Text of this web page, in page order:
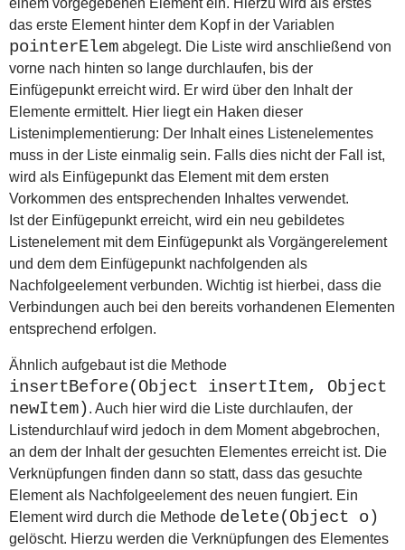
einem vorgegebenen Element ein. Hierzu wird als erstes
das erste Element hinter dem Kopf in der Variablen
pointerElem abgelegt. Die Liste wird anschließend von
vorne nach hinten so lange durchlaufen, bis der
Einfügepunkt erreicht wird. Er wird über den Inhalt der
Elemente ermittelt. Hier liegt ein Haken dieser
Listenimplementierung: Der Inhalt eines Listenelementes
muss in der Liste einmalig sein. Falls dies nicht der Fall ist,
wird als Einfügepunkt das Element mit dem ersten
Vorkommen des entsprechenden Inhaltes verwendet.
Ist der Einfügepunkt erreicht, wird ein neu gebildetes
Listenelement mit dem Einfügepunkt als Vorgängerelement
und dem dem Einfügepunkt nachfolgenden als
Nachfolgeelement verbunden. Wichtig ist hierbei, dass die
Verbindungen auch bei den bereits vorhandenen Elementen
entsprechend erfolgen.
Ähnlich aufgebaut ist die Methode
insertBefore(Object insertItem, Object
newItem). Auch hier wird die Liste durchlaufen, der
Listendurchlauf wird jedoch in dem Moment abgebrochen,
an dem der Inhalt der gesuchten Elementes erreicht ist. Die
Verknüpfungen finden dann so statt, dass das gesuchte
Element als Nachfolgeelement des neuen fungiert. Ein
Element wird durch die Methode delete(Object o)
gelöscht. Hierzu werden die Verknüpfungen des Elementes